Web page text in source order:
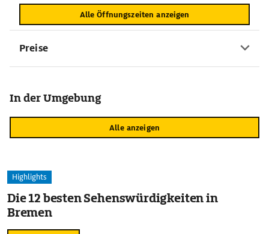
Alle Öffnungszeiten anzeigen
Preise
In der Umgebung
Alle anzeigen
Highlights
Die 12 besten Sehenswürdigkeiten in
Bremen